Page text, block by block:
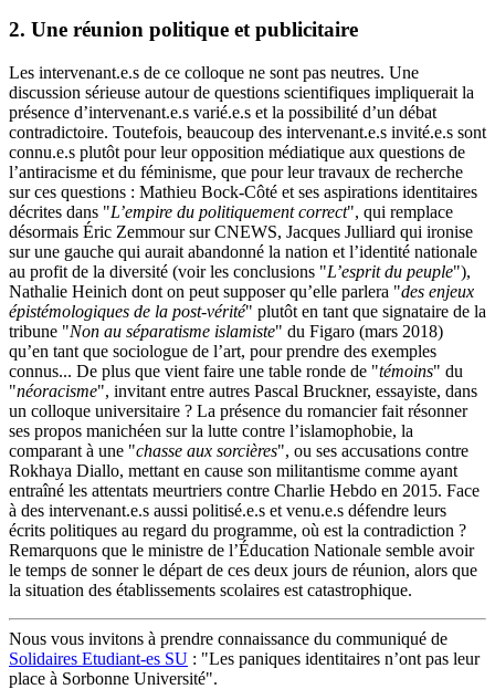
2. Une réunion politique et publicitaire
Les intervenant.e.s de ce colloque ne sont pas neutres. Une
discussion sérieuse autour de questions scientifiques impliquerait la
présence d’intervenant.e.s varié.e.s et la possibilité d’un débat
contradictoire. Toutefois, beaucoup des intervenant.e.s invité.e.s sont
connu.e.s plutôt pour leur opposition médiatique aux questions de
l’antiracisme et du féminisme, que pour leur travaux de recherche
sur ces questions : Mathieu Bock-Côté et ses aspirations identitaires
décrites dans "L’empire du politiquement correct", qui remplace
désormais Éric Zemmour sur CNEWS, Jacques Julliard qui ironise
sur une gauche qui aurait abandonné la nation et l’identité nationale
au profit de la diversité (voir les conclusions "L’esprit du peuple"),
Nathalie Heinich dont on peut supposer qu’elle parlera "des enjeux
épistémologiques de la post-vérité" plutôt en tant que signataire de la
tribune "Non au séparatisme islamiste" du Figaro (mars 2018)
qu’en tant que sociologue de l’art, pour prendre des exemples
connus... De plus que vient faire une table ronde de "témoins" du
"néoracisme", invitant entre autres Pascal Bruckner, essayiste, dans
un colloque universitaire ? La présence du romancier fait résonner
ses propos manichéen sur la lutte contre l’islamophobie, la
comparant à une "chasse aux sorcières", ou ses accusations contre
Rokhaya Diallo, mettant en cause son militantisme comme ayant
entraîné les attentats meurtriers contre Charlie Hebdo en 2015. Face
à des intervenant.e.s aussi politisé.e.s et venu.e.s défendre leurs
écrits politiques au regard du programme, où est la contradiction ?
Remarquons que le ministre de l’Éducation Nationale semble avoir
le temps de sonner le départ de ces deux jours de réunion, alors que
la situation des établissements scolaires est catastrophique.
Nous vous invitons à prendre connaissance du communiqué de
Solidaires Etudiant-es SU : "Les paniques identitaires n’ont pas leur
place à Sorbonne Université".